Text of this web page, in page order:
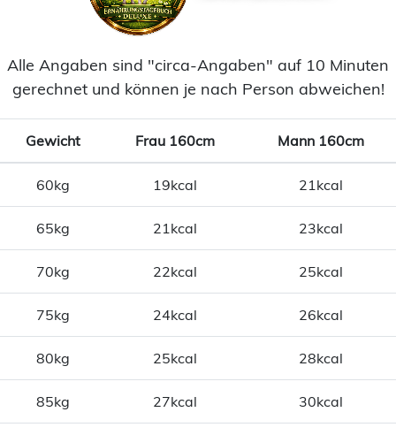
Alle Angaben sind "circa-Angaben" auf 10 Minuten
gerechnet und können je nach Person abweichen!
Gewicht Frau 160cm Mann 160cm
60kg 19kcal 21kcal
65kg 21kcal 23kcal
70kg 22kcal 25kcal
75kg 24kcal 26kcal
80kg 25kcal 28kcal
85kg 27kcal 30kcal